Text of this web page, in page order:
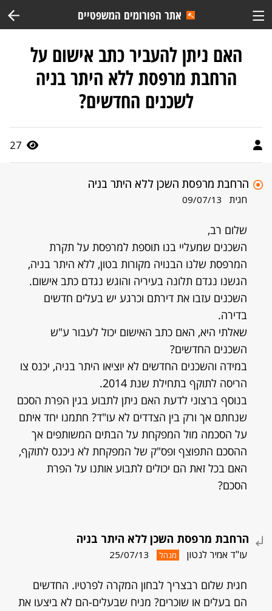
אתר הפורומים המשפטיים
האם ניתן להעביר כתב אישום על
הרחבת מרפסת ללא היתר בניה
לשכנים החדשים?
27
הרחבת מרפסת השכן ללא היתר בניה
חגית 09/07/13
שלום רב,
השכנים שמעליי בנו תוספת למרפסת על תקרת
המרפסת שלנו הבנויה מקורות בטון, ללא היתר בניה,
הגשנו נגדם תלונה בעיריה והוגש נגדם כתב אישום.
השכנים עזבו את דירתם וכרגע יש בעלים חדשים
בדירה.
שאלתי היא, האם כתב האישום יכול לעבור ע"ש
השכנים החדשים?
במידה והשכנים החדשים לא יוציאו היתר בניה, יכנס צו
הריסה לתוקף בתחילת שנת 2014.
בנוסף ברצוני לדעת האם ניתן לתבוע בגין הפרת הסכם
שנחתם אך ורק בין הצדדים לא עו"ד? חתמנו יחד איתם
על הסכמה מול המפקחת על הבתים המשותפים אך
ההסכם התפוצף ופס"ק של המפקחת לא ניכנס לתוקף,
האם בכל זאת הם יכולים לתבוע אותנו על הפרת
הסכם?
הרחבת מרפסת השכן ללא היתר בניה
עו"ד אמיר לנטון מנהל 25/07/13
חגית שלום רבצריך לבחון המקרה לפרטיו. החדשים
הם בעלים או שוכרים? מניח שבעלים-הם לא ביצעו את